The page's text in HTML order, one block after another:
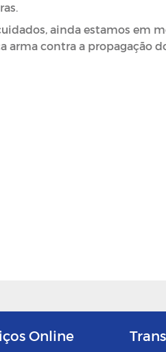
ainda estamos em
contra a propagação
Online